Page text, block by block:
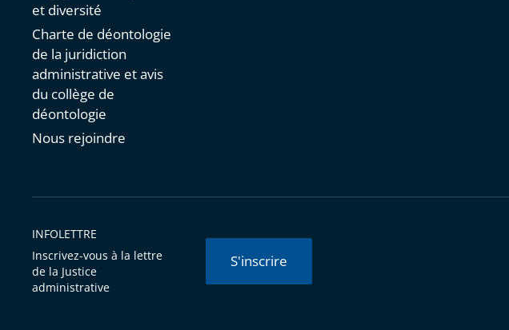
et diversité
Charte de déontologie
de la juridiction
administrative et avis
du collège de
déontologie
Nous rejoindre
INFOLETTRE
Inscrivez-vous à la lettre
de la Justice
administrative
S'inscrire